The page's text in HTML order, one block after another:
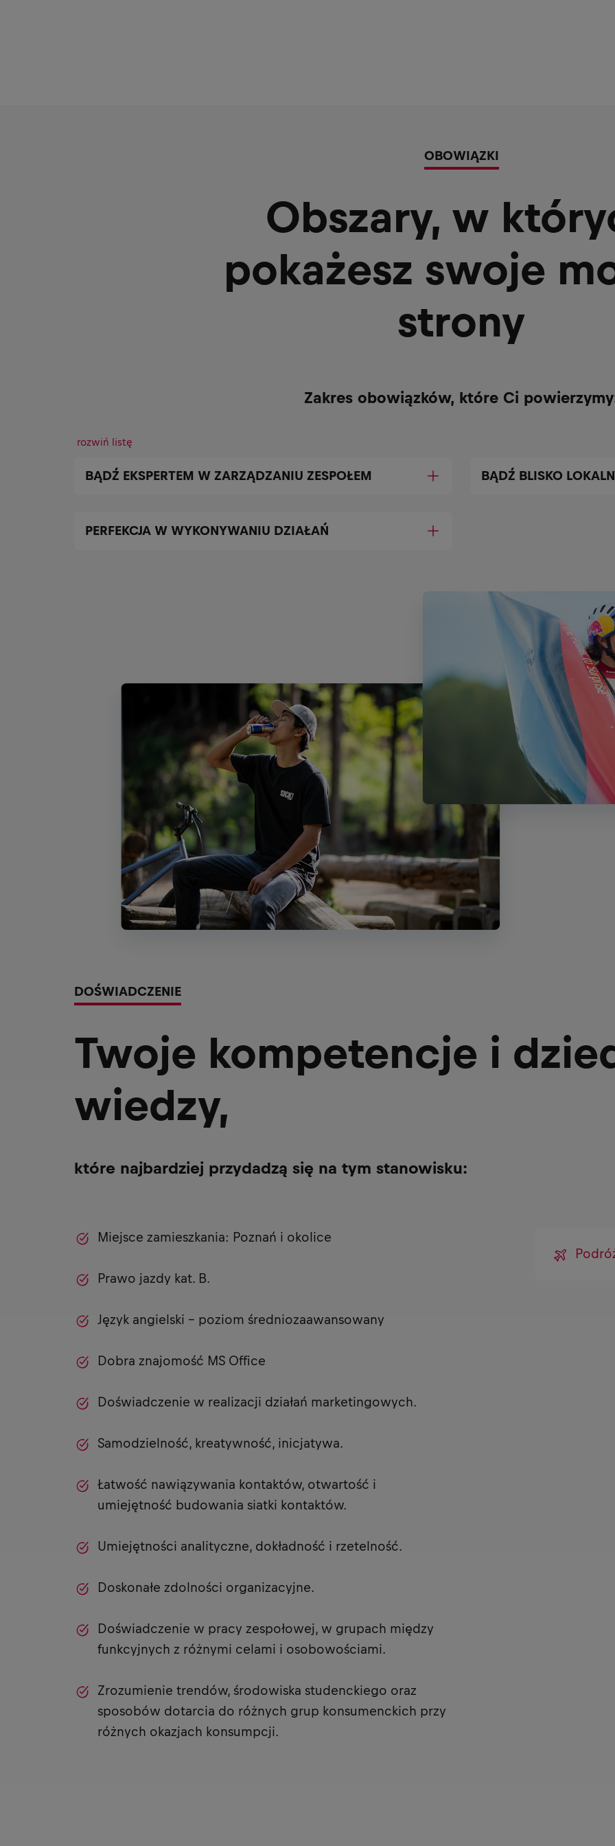
OBOWIĄZKI
Obszary, w
pokażesz swoje
strony
Zakres obowiązków, które Ci
rozwiń listę
BĄDŹ EKSPERTEM W ZARZĄDZANIU ZESPOŁEM BĄDŹ BLISKO
PERFEKCJA W WYKONYWANIU DZIAŁAŃ
DOŚWIADCZENIE
Twoje kompetencje i
wiedzy,
które najbardziej przydadzą się na tym stanowisku:
Miejsce zamieszkania: Poznań i okolice
Prawo jazdy kat. B.
Język angielski - poziom średniozaawansowany
Dobra znajomość MS Office
Doświadczenie w realizacji działań marketingowych.
Samodzielność, kreatywność, inicjatywa.
Łatwość nawiązywania kontaktów, otwartość i
umiejętność budowania siatki kontaktów.
Umiejętności analityczne, dokładność i rzetelność.
Doskonałe zdolności organizacyjne.
Doświadczenie w pracy zespołowej, w grupach między
funkcyjnych z różnymi celami i osobowościami.
Zrozumienie trendów, środowiska studenckiego oraz
sposobów dotarcia do różnych grup konsumenckich przy
różnych okazjach konsumpcji.